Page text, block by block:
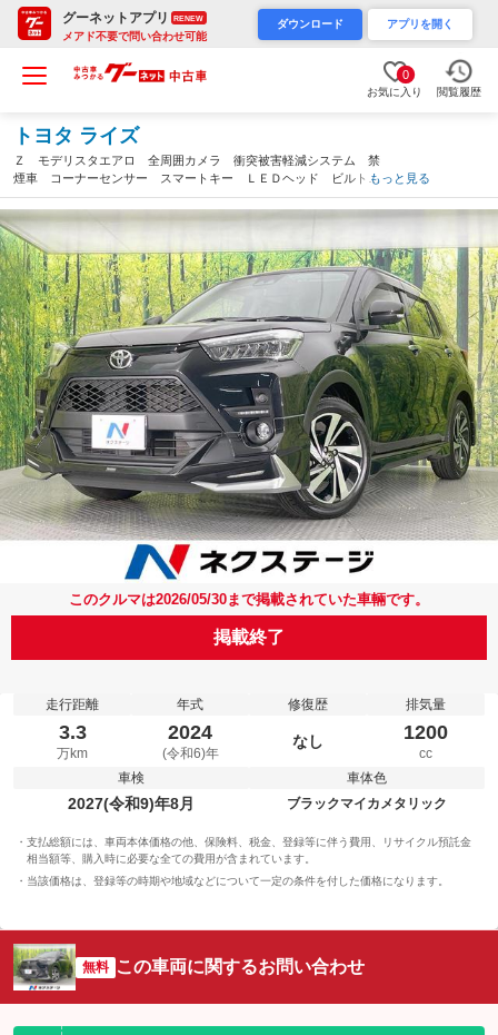
グーネットアプリ RENEW
メアド不要で問い合わせ可能
ダウンロード アプリを開く
0
お気に入り 閲覧履歴
トヨタ ライズ
Ｚ モデリスタエアロ 全周囲カメラ 衝突被害軽減システム 禁
煙車 コーナーセンサー スマートキー ＬＥＤヘッド ビルトイ
ンＥＴＣ 純正１７インチアルミ オートハイビーム オートライ
ト オートエアコン（愛知県）
もっと見る
このクルマは2026/05/30まで掲載されていた車輛です。
掲載終了
走行距離
3.3
万km
年式
2024
(令和6)年
修復歴
なし
排気量
1200
cc
車検
2027(令和9)年8月
車体色
ブラックマイカメタリック
支払総額には、車両本体価格の他、保険料、税金、登録等に伴う費用、リサイクル預託金
相当額等、購入時に必要な全ての費用が含まれています。
当該価格は、登録等の時期や地域などについて一定の条件を付した価格になります。
無料 この車両に関するお問い合わせ